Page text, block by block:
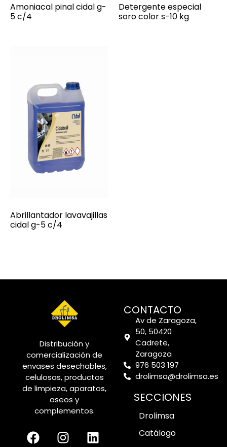
Amoniacal pinal cidal g-
5 c/4
Detergente especial
soro color s-10 kg
Abrillantador lavavajillas
cidal g-5 c/4
Distribución y
comercialización de
envases desechables,
celulosas, productos
de limpieza, aparatos,
aseos y
complementos.
CONTACTO
Av de Zaragoza,
50, 50420
Cadrete,
Zaragoza
976 503 197
drolimsa@drolimsa.es
SECCIONES
Drolimsa
Catálogo